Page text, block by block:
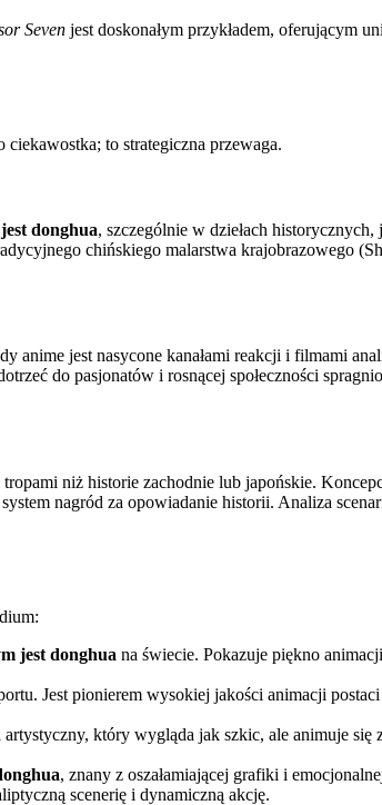
Seven jest doskonałym przykładem, oferującym
to strategiczna przewaga.
donghua, szczególnie w dziełach
chińskiego malarstwa krajobrazowego
anime jest nasycone kanałami reakcji i filmami
do pasjonatów i rosnącej społeczności
niż historie zachodnie lub japońskie.
nagród za opowiadanie historii. Analiza
jest donghua na świecie. Pokazuje piękno
Jest pionierem wysokiej jakości animacji
który wygląda jak szkic, ale animuje się
, znany z oszałamiającej grafiki i
scenerię i dynamiczną akcję.